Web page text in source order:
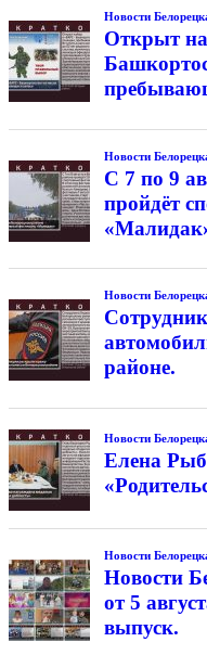
Новости
Открыт
Новости
С 7 по 9
пройдёт
Новости
районе.
Новости
Елена
Новости
Новости
от 5
выпуск.